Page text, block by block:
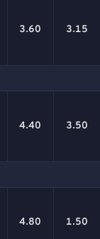
3.60 3.15
4.40 3.50
4.80 1.50